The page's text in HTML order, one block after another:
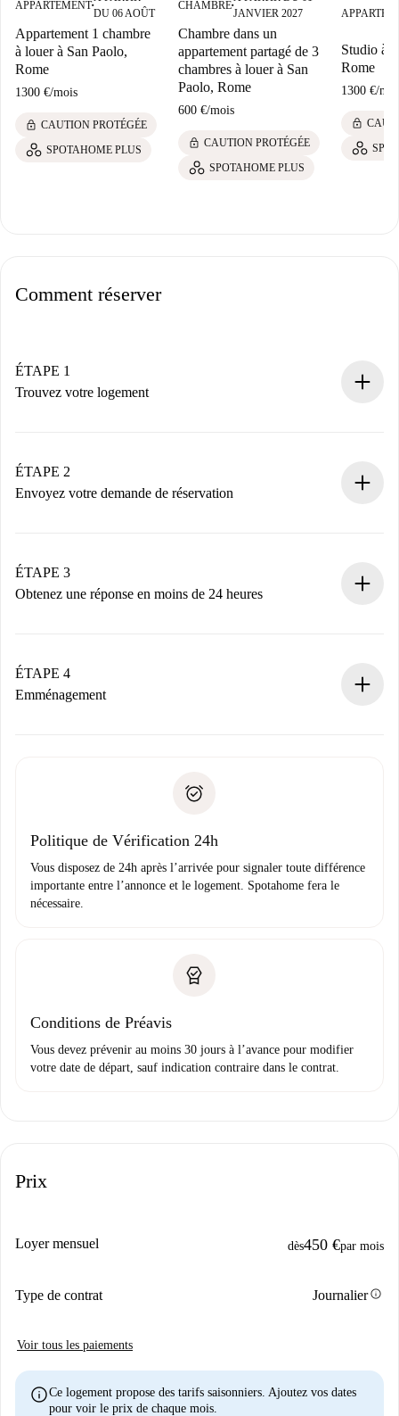
APPARTEMENT■
DU 06 AOÛT
Appartement 1 chambre
à louer à San Paolo,
Rome
1300 €/mois
lock CAUTION PROTÉGÉE
SPOTAHOME PLUS
CHAMBRE■
JANVIER 2027
Chambre dans un
appartement partagé de 3
chambres à louer à San
Paolo, Rome
600 €/mois
lock CAUTION PROTÉGÉE
SPOTAHOME PLUS
Studio à
Rome
1300 €/
lock
Comment réserver
ÉTAPE 1
Trouvez votre logement
Vous disposez à l’avance de toutes les informations
nécessaires.
ÉTAPE 2
Envoyez votre demande de réservation
Nous ne vous facturerons rien tant que le propriétaire
n’aura pas accepté.
ÉTAPE 3
Obtenez une réponse en moins de 24 heures
contact avec le propriétaire.
Si refusé : aucun prélèvement et nous vous proposerons
Justificatif de solvabilité
ÉTAPE 4
Emménagement
uniquement si aucun problème n'est signalé.
Politique de Vérification 24h
Vous disposez de 24h après l’arrivée pour signaler toute différence
importante entre l’annonce et le logement. Spotahome fera le
nécessaire.
Conditions de Préavis
Vous devez prévenir au moins 30 jours à l’avance pour modifier
votre date de départ, sauf indication contraire dans le contrat.
Prix
Loyer mensuel dès450 €par mois
Type de contrat Journalierinfo
Voir tous les paiements
infoCe logement propose des tarifs saisonniers. Ajoutez vos dates
pour voir le prix de chaque mois.